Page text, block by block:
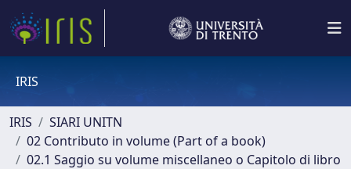
IRIS
IRIS
SIARI UNITN
02 Contributo in volume (Part of a book)
02.1 Saggio su volume miscellaneo o Capitolo di libro